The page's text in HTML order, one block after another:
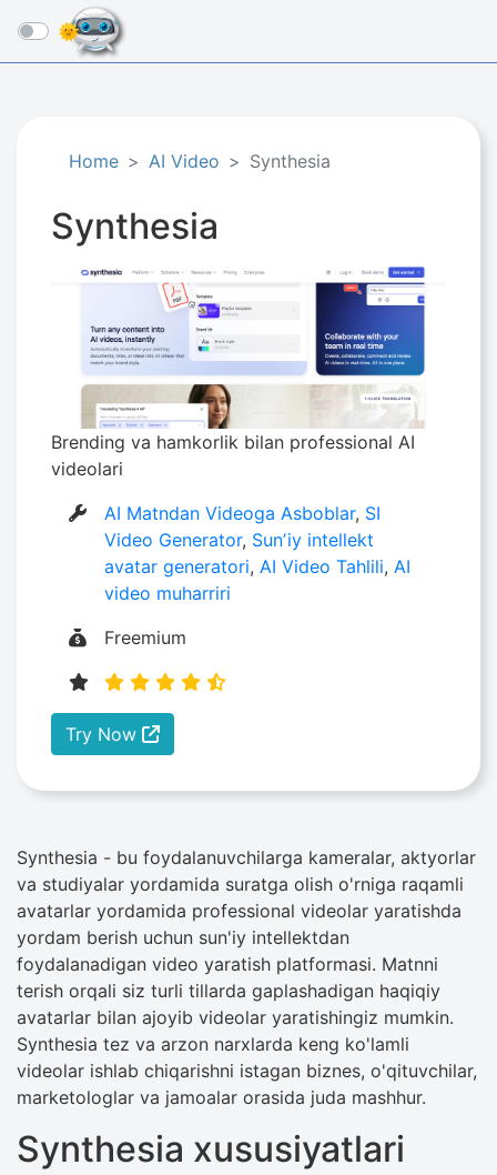
☰
Home AI Video Synthesia
Synthesia
Brending va hamkorlik bilan professional AI
videolari
AI Matndan Videoga Asboblar, SI
Video Generator, Sunʼiy intellekt
avatar generatori, AI Video Tahlili, AI
video muharriri
Freemium
Try Now
Synthesia - bu foydalanuvchilarga kameralar, aktyorlar
va studiyalar yordamida suratga olish o'rniga raqamli
avatarlar yordamida professional videolar yaratishda
yordam berish uchun sun'iy intellektdan
foydalanadigan video yaratish platformasi. Matnni
terish orqali siz turli tillarda gaplashadigan haqiqiy
avatarlar bilan ajoyib videolar yaratishingiz mumkin.
Synthesia tez va arzon narxlarda keng ko'lamli
videolar ishlab chiqarishni istagan biznes, o'qituvchilar,
marketologlar va jamoalar orasida juda mashhur.
Synthesia xususiyatlari